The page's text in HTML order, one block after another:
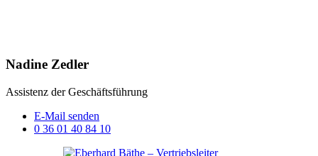
Nadine Zedler
Assistenz der Geschäftsführung
E-Mail senden
0 36 01 40 84 10